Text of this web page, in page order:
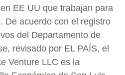
EE UU que trabajan para
De acuerdo con el registro
del Departamento de
revisado por EL PAÍS, el
Venture LLC es la